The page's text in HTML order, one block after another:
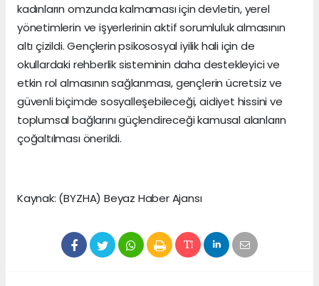
kadınların omzunda kalmaması için devletin, yerel
yönetimlerin ve işyerlerinin aktif sorumluluk almasının
altı çizildi. Gençlerin psikososyal iyilik hali için de
okullardaki rehberlik sisteminin daha destekleyici ve
etkin rol almasının sağlanması, gençlerin ücretsiz ve
güvenli biçimde sosyalleşebileceği, aidiyet hissini ve
toplumsal bağlarını güçlendireceği kamusal alanların
çoğaltılması önerildi.
Kaynak: (BYZHA) Beyaz Haber Ajansı